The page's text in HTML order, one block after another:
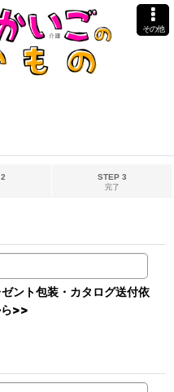
その他
STEP 3
完了
ント包装・カタログ送付依
>>